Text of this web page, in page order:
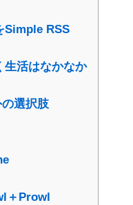
Simple RSS
生活はなかなか
選択肢
＋Prowl